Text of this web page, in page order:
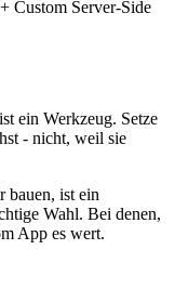
Custom Server-Side
ein Werkzeug. Setze
- nicht, weil sie
bauen, ist ein
Wahl. Bei denen,
App es wert.